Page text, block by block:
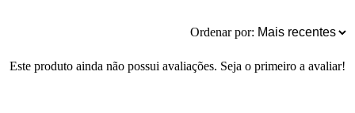
Ordenar por:
Este produto ainda não possui avaliações. Seja o primeiro a avaliar!